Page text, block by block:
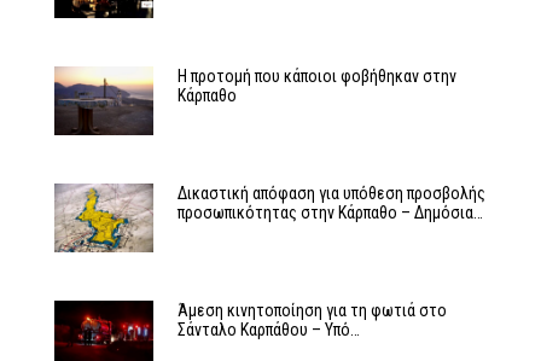
Η προτομή που κάποιοι φοβήθηκαν στην
Κάρπαθο
Δικαστική απόφαση για υπόθεση προσβολής
προσωπικότητας στην Κάρπαθο – Δημόσια…
Άμεση κινητοποίηση για τη φωτιά στο
Σάνταλο Καρπάθου – Υπό…